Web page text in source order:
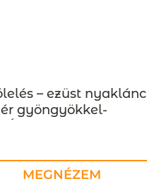
– ezüst nyaklánc
gyöngyökkel-
MEGNÉZEM